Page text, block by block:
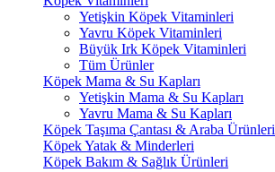
Yetişkin Köpek Vitaminleri
Yavru Köpek Vitaminleri
Büyük Irk Köpek Vitaminleri
Tüm Ürünler
Köpek Mama & Su Kapları
Yetişkin Mama & Su Kapları
Yavru Mama & Su Kapları
Köpek Taşıma Çantası & Araba Ürünleri
Köpek Yatak & Minderleri
Köpek Bakım & Sağlık Ürünleri